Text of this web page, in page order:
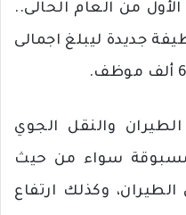
الأول من العام الحالى..
جديدة ليبلغ اجمالى
ألف موظف.
الطيران والنقل
الجوي
سواء من
حيث
الطيران، وكذلك
ارتفاع